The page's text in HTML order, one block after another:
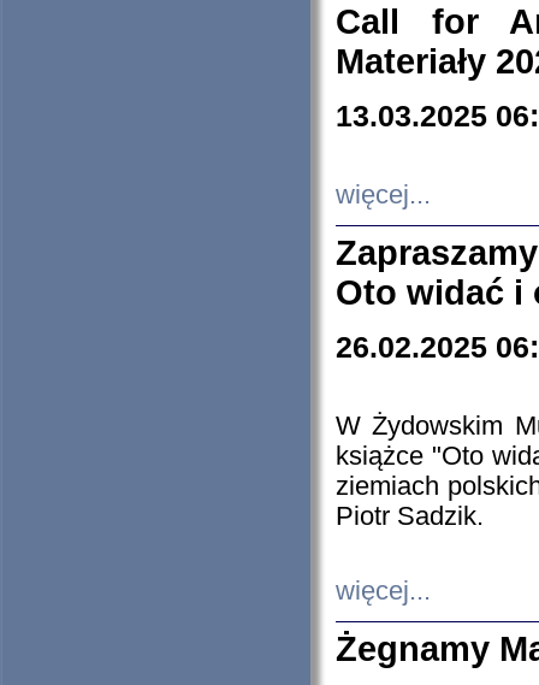
Call for
Materiały
13.03.2025
więcej...
Oto widać i
26.02.2025
W Żydowskim
książce "Oto
ziemiach
Piotr Sadzik.
więcej...
Żegnamy